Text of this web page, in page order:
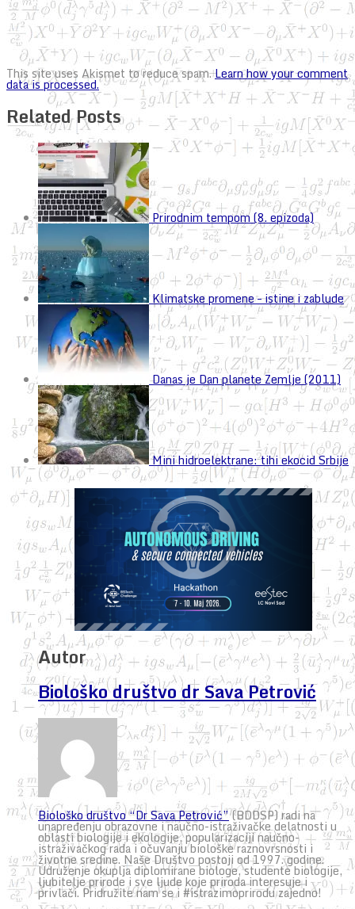
This site uses Akismet to reduce spam.Learn how your comment
data is processed.
Related Posts
Prirodnim tempom (8. epizoda)
Klimatske promene – istine i zablude
Danas je Dan planete Zemlje (2011)
Mini hidroelektrane: tihi ekocid Srbije
Autor
Biološko društvo dr Sava Petrović
Biološko društvo “Dr Sava Petrović”(BDDSP) radi na
unapređenju obrazovne i naučno-istraživačke delatnosti u
oblasti biologije i ekologije, popularizaciji naučno-
istraživačkog rada i očuvanju biološke raznovrsnosti i
životne sredine. Naše Društvo postoji od 1997. godine.
Udruženje okuplja diplomirane biologe, studente biologije,
ljubitelje prirode i sve ljude koje priroda interesuje i
privlači. Pridružite nam se i #istrazimoprirodu zajedno!